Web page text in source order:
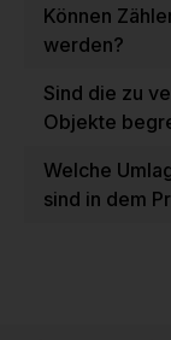
Können
werden?
Sind die zu
Objekte
Welche
sind in dem